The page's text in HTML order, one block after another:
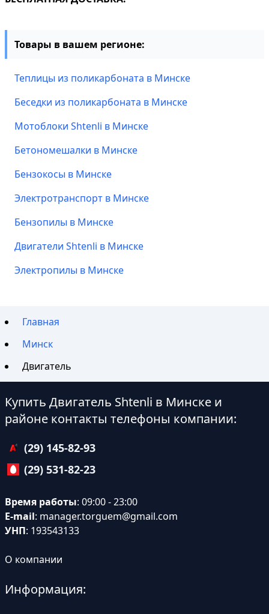
Товары в вашем регионе:
Теплицы из поликарбоната в Минске
Беседки из поликарбоната в Минске
Мотоблоки Shtenli в Минске
Бетономешалки в Минске
Бензокосы в Минске
Электротранспорт в Минске
Бензопилы в Минске
Двигатели Shtenli в Минске
Электропилы в Минске
Главная
Минск
Двигатель
Купить Двигатель Shtenli в Минске и
районе контакты телефоны компании:
(29) 145-82-93
(29) 531-82-23
Время работы: 09:00 - 23:00
E-mail: manager.torguem@gmail.com
УНП: 193543133
О компании
Информация: